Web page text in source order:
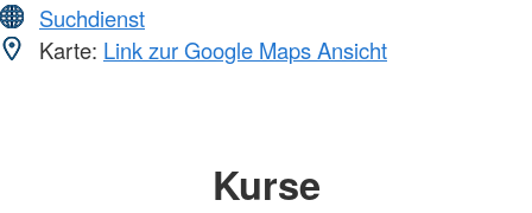
Suchdienst
Karte: Link zur Google Maps Ansicht
Kurse